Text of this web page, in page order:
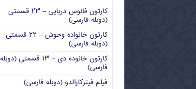
کارتون فانوس دریایی – ۲۳ قسمتی
(دوبله فارسی)
کارتون خانواده وحوش – ۲۲ قسمتی
(دوبله فارسی)
کارتون خانوده دی – ۱۳ قسمتی (دوبله
فارسی)
فیلم فیتزکارالدو (دوبله فارسی)